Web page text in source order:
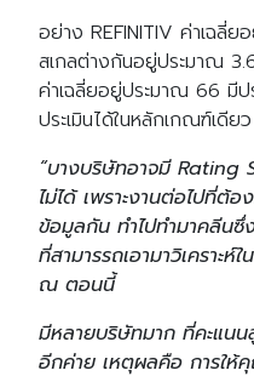
อย่าง REFINITIV ค่าเฉลี่
สเกลต่างกันอยู่ประมาณ
ค่าเฉลี่ยอยู่ประมาณ 66 มี
ประเมินได้ในหลักเกณฑ์เดี
“บางบริษัทอาจมี Rating
ไม่ได้ เพราะงานต่อไปที่ต้
ข้อมูลกัน ทำไปทำมาคลีน
ที่สามารรถเอามาวิเคราะ
ณ ตอนนี้
มีหลายบริษัทมาก ที่คะแน
อีกค่าย เหตุผลคือ การใ